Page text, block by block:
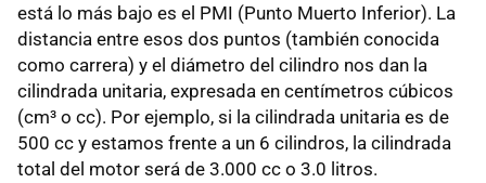
está lo más bajo es el PMI (Punto Muerto Inferior). La
distancia entre esos dos puntos (también conocida
como carrera) y el diámetro del cilindro nos dan la
cilindrada unitaria, expresada en centímetros cúbicos
(cm³ o cc). Por ejemplo, si la cilindrada unitaria es de
500 cc y estamos frente a un 6 cilindros, la cilindrada
total del motor será de 3.000 cc o 3.0 litros.